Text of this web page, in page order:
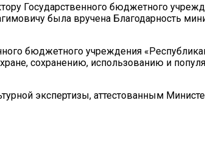
Государственного бюджетного
была вручена Благодарность
бюджетного учреждения
сохранению, использованию и
экспертизы, аттестованным